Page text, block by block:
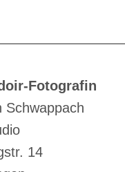
Fotografin
Schwappach
14